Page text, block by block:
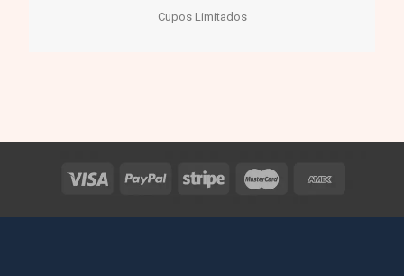
Cupos Limitados